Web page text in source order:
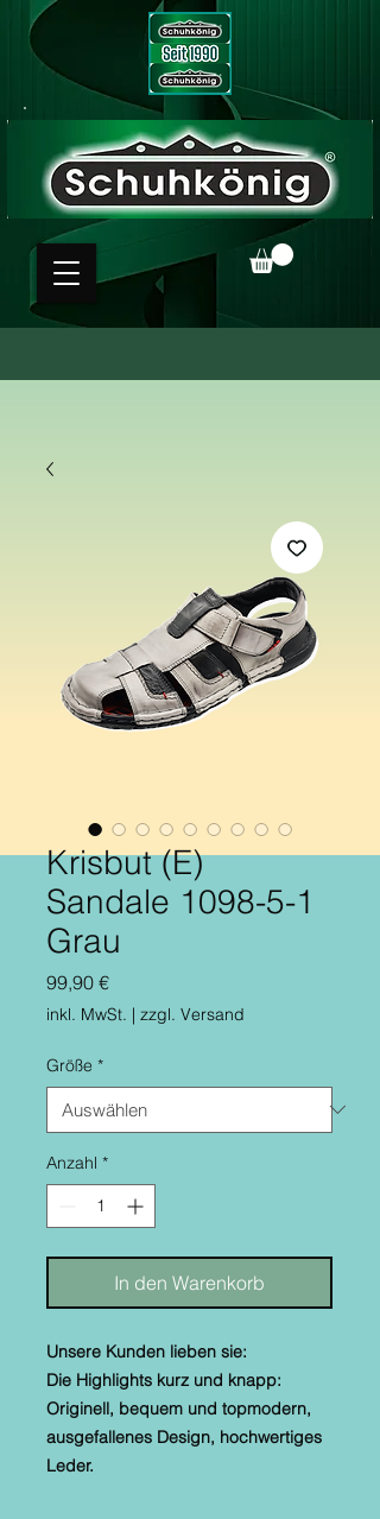
Krisbut (E)
Sandale 1098-5-1
Grau
99,90 €Preis
inkl. MwSt. | zzgl. Versand
Größe *
Anzahl *
In den Warenkorb
Unsere Kunden lieben sie:
Die Highlights kurz und knapp:
Originell, bequem und topmodern,
ausgefallenes Design, hochwertiges
Leder.